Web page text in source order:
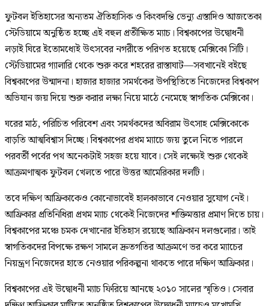
ফুটবল ইতিহাসের অন্যতম ঐতিহাসিক ও কিংবদন্তি ভেন্যু এস্তাদিও আজতেকা
স্টেডিয়ামে অনুষ্ঠিত হচ্ছে এই বহুল প্রতীক্ষিত ম্যাচ। বিশ্বকাপের উদ্বোধনী
লড়াই ঘিরে ইতোমধ্যেই উৎসবের নগরীতে পরিণত হয়েছে মেক্সিকো সিটি।
স্টেডিয়ামের গ্যালারি থেকে শুরু করে শহরের রাস্তাঘাট—সবখানেই বইছে
বিশ্বকাপের উন্মাদনা। হাজার হাজার সমর্থকের উপস্থিতিতে নিজেদের বিশ্বকাপ
অভিযান জয় দিয়ে শুরু করার লক্ষ্য নিয়ে মাঠে নেমেছে স্বাগতিক মেক্সিকো।
ঘরের মাঠ, পরিচিত পরিবেশ এবং সমর্থকদের অবিরাম উৎসাহ মেক্সিকোকে
বাড়তি আত্মবিশ্বাস দিচ্ছে। বিশ্বকাপের প্রথম ম্যাচে জয় তুলে নিতে পারলে
পরবর্তী পর্বের পথ অনেকটাই সহজ হয়ে যাবে। সেই লক্ষ্যেই শুরু থেকেই
আক্রমণাত্মক ফুটবল খেলতে পারে উত্তর আমেরিকার দলটি।
তবে দক্ষিণ আফ্রিকাকেও কোনোভাবেই হালকাভাবে নেওয়ার সুযোগ নেই।
আফ্রিকার প্রতিনিধিরা প্রথম ম্যাচ থেকেই নিজেদের শক্তিমত্তার প্রমাণ দিতে চায়।
বিশ্বকাপের মঞ্চে চমক দেখানোর ইতিহাস রয়েছে আফ্রিকান দলগুলোর। তাই
স্বাগতিকদের বিপক্ষে রক্ষণ সামলে দ্রুতগতির আক্রমণে ভর করে ম্যাচের
নিয়ন্ত্রণ নিজেদের হাতে নেওয়ার পরিকল্পনা থাকতে পারে দক্ষিণ আফ্রিকার।
বিশ্বকাপের এই উদ্বোধনী ম্যাচ ফিরিয়ে আনছে ২০১০ সালের স্মৃতিও। সেবার